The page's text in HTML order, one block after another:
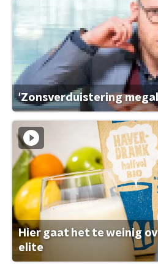
'Zonsverduistering
Hier gaat het te weinig
elite